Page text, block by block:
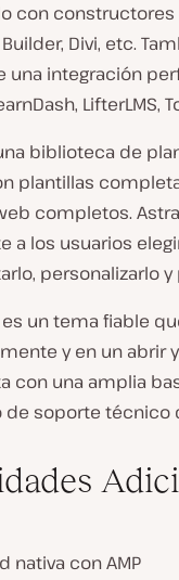
con
Divi, etc.
una integración
LifterLMS,
biblioteca de
plantillas
completos.
a los usuarios
personalizarlo
es un tema fiable
y en un abrir
con una amplia
de soporte técnico
nativa con AMP